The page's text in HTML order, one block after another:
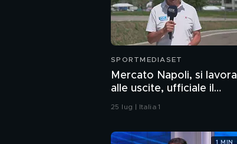
SPORTMEDIASET
Mercato Napoli, si lavora
alle uscite, ufficiale il
rinnovo di un giovane
25 lug | Italia 1
1 MIN